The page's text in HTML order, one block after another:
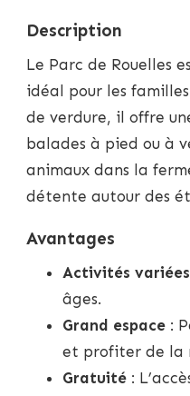
Description
Le Parc de Rouelles
idéal pour les
de verdure, il offre
balades à pied ou à
animaux dans la
détente autour des
Avantages
Activités variées
âges.
Grand espace :
et profiter de la
Gratuité :